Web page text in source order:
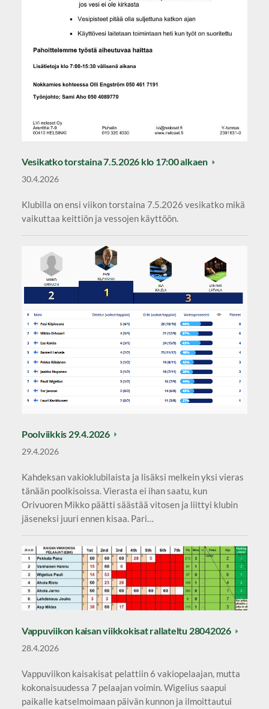
Vesikatko torstaina 7.5.2026 klo 17:00 alkaen
30.4.2026
Klubilla on ensi viikon torstaina 7.5.2026 vesikatko mikä
vaikuttaa keittiön ja vessojen käyttöön.
Poolviikkis 29.4.2026
29.4.2026
Kahdeksan vakioklubilaista ja lisäksi melkein yksi vieras
tänään poolkisoissa. Vierasta ei ihan saatu, kun
Orivuoren Mikko päätti säästää vitosen ja liittyi klubin
jäseneksi juuri ennen kisaa. Pari…
Vappuviikon kaisan viikkokisat rallateltu 28042026
28.4.2026
Vappuviikon kaisakisat pelattiin 6 vakiopelaajan, mutta
kokonaisuudessa 7 pelaajan voimin. Wigelius saapui
paikalle katselmoimaan päivän kunnon ja ilmoittautui